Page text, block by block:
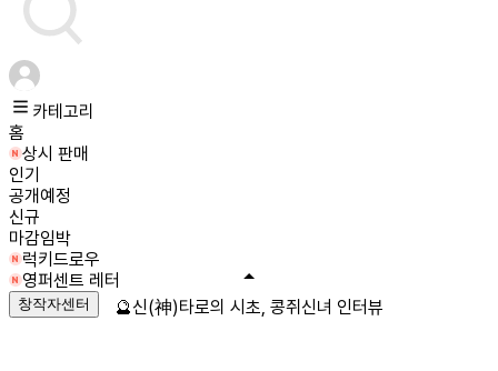
카테고리
홈
상시 판매
인기
공개예정
신규
마감임박
럭키드로우
영퍼센트 레터
창작자센터 🔮신(神)타로의 시초, 콩쥐신녀 인터뷰